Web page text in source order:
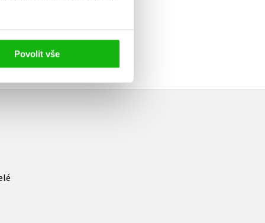
Povolit vše